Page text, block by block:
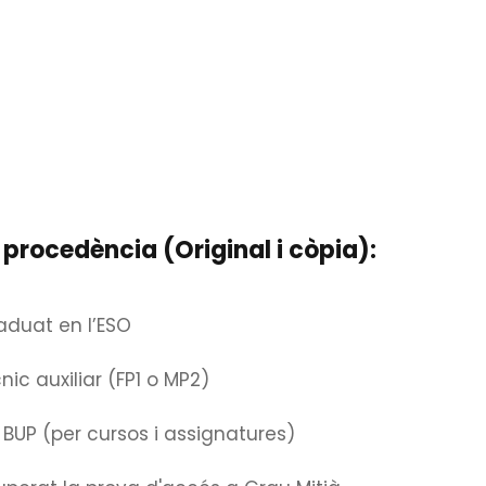
procedència (Original i còpia):
en l’ESO
auxiliar (FP1 o MP2)
(per cursos i assignatures)